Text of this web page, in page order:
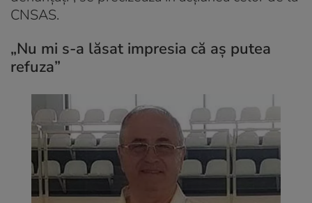
CNSAS.
„Nu mi s-a lăsat impresia că aș putea
refuza”